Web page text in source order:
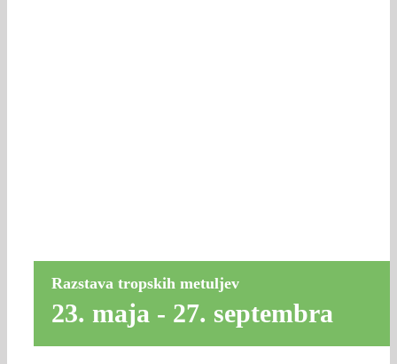
Razstava tropskih metuljev
23. maja - 27. septembra